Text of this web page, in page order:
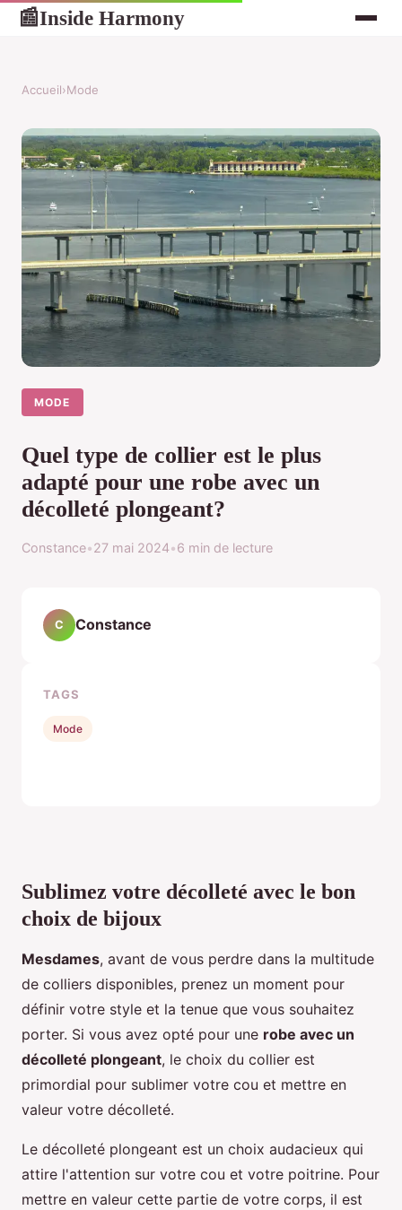
📰Inside Harmony
Accueil›Mode
MODE
Quel type de collier est le plus
adapté pour une robe avec un
décolleté plongeant?
Constance•27 mai 2024•6 min de lecture
Sublimez votre décolleté avec le bon
choix de bijoux
Mesdames, avant de vous perdre dans la multitude
de colliers disponibles, prenez un moment pour
définir votre style et la tenue que vous souhaitez
porter. Si vous avez opté pour une robe avec un
décolleté plongeant, le choix du collier est
primordial pour sublimer votre cou et mettre en
valeur votre décolleté.
Le décolleté plongeant est un choix audacieux qui
attire l'attention sur votre cou et votre poitrine. Pour
mettre en valeur cette partie de votre corps, il est
C Constance
TAGS
Mode